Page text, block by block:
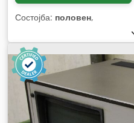
Состојба: половен,